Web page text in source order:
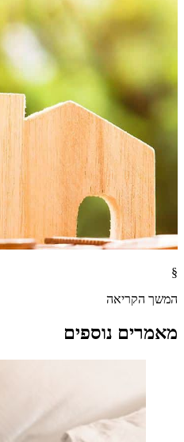
§
המשך הקריאה
מאמרים נוספים